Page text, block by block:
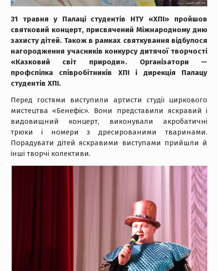
31 травня у Палаці студентів НТУ «ХПІ» пройшов
святковий концерт, присвячений Міжнародному дню
захисту дітей. Також в рамках святкування відбулося
нагородження учасників конкурсу дитячої творчості
«Казковий світ природи». Організатори —
профспілка співробітників ХПІ і дирекція Палацу
студентів ХПІ.
Перед гостями виступили артисти студії циркового
мистецтва «Бенефіс». Вони представили яскравий і
видовищний концерт, виконували акробатичні
трюки і номери з дресированими тваринами.
Порадувати дітей яскравими виступами прийшли й
інші творчі колективи.